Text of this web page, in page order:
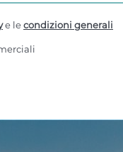
e lecondizioni generali